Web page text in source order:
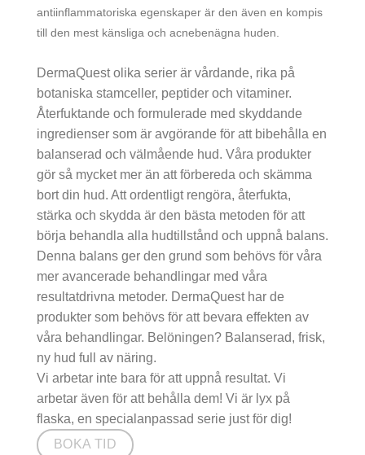
antiinflammatoriska egenskaper är den även en kompis
till den mest känsliga och acnebenägna huden.
DermaQuest olika serier är vårdande, rika på
botaniska stamceller, peptider och vitaminer.
Återfuktande och formulerade med skyddande
ingredienser som är avgörande för att bibehålla en
balanserad och välmående hud. Våra produkter
gör så mycket mer än att förbereda och skämma
bort din hud. Att ordentligt rengöra, återfukta,
stärka och skydda är den bästa metoden för att
börja behandla alla hudtillstånd och uppnå balans.
Denna balans ger den grund som behövs för våra
mer avancerade behandlingar med våra
resultatdrivna metoder. DermaQuest har de
produkter som behövs för att bevara effekten av
våra behandlingar. Belöningen? Balanserad, frisk,
ny hud full av näring.
Vi arbetar inte bara för att uppnå resultat. Vi
arbetar även för att behålla dem! Vi är lyx på
flaska, en specialanpassad serie just för dig!
BOKA TID